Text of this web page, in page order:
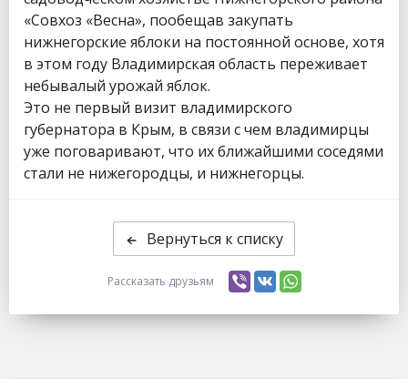
«Совхоз «Весна», пообещав закупать
нижнегорские яблоки на постоянной основе, хотя
в этом году Владимирская область переживает
небывалый урожай яблок.
Это не первый визит владимирского
губернатора в Крым, в связи с чем владимирцы
уже поговаривают, что их ближайшими соседями
стали не нижегородцы, и нижнегорцы.
Вернуться к списку
Рассказать друзьям